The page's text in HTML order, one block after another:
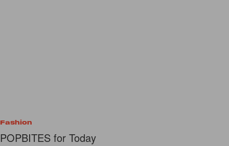
Fashion
POPBITES for Today